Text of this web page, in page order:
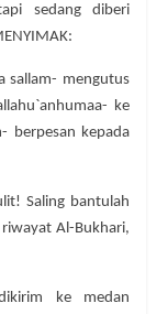
sedang diberi
sallam- mengutus
ke
berpesan kepada
Saling bantulah
Al-Bukhari,
ke medan